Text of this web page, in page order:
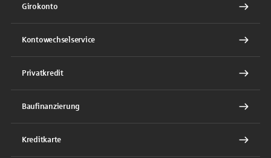
Girokonto
Kontowechselservice
Privatkredit
Baufinanzierung
Kreditkarte